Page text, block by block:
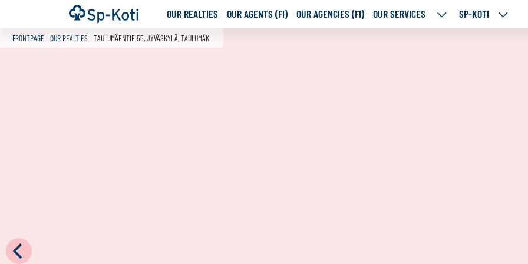
Go
to
content
Frontpage OUR REALTIES OUR AGENTS (FI) OUR AGENCIES (FI) OUR SERVICES
OUR
SP-KOTI
SP-
FRONTPAGE OUR REALTIES TAULUMÄENTIE 55, JYVÄSKYLÄ, TAULUMÄKI